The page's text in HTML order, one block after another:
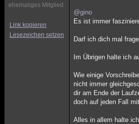
ehemaliges Mitglied
Link kopieren
Lesezeichen setzen
@gino
Es ist immer
Darf ich dich mal
Im Übrigen halte ich
Wie einige
nicht immer
dir am Ende der
doch auf jeden Fall
Alles in allem halte